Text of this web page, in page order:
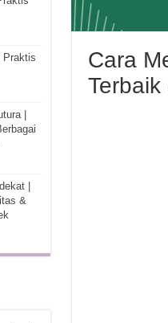
Cara
Terbaik
Praktis
|
|
&